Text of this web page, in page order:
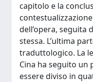
capitolo e la
dell’opera, seguita
stessa. L’ultima
traduttologico. La
Cina ha seguito un
essere diviso in